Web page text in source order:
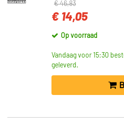
€ 46,83
€ 14,05
Op voorraad
Vandaag voor 15:30
geleverd.